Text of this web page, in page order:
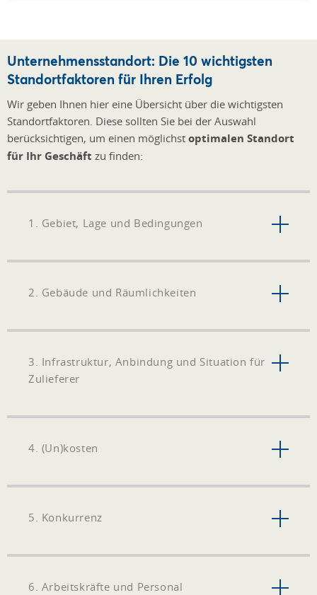
Unternehmensstandort: Die 10 wichtigsten
Standortfaktoren für Ihren Erfolg
Wir geben Ihnen hier eine Übersicht über die wichtigsten
Standortfaktoren. Diese sollten Sie bei der Auswahl
berücksichtigen, um einen möglichst optimalen Standort
für Ihr Geschäft zu finden:
1. Gebiet, Lage und Bedingungen
2. Gebäude und Räumlichkeiten
3. Infrastruktur, Anbindung und Situation für
Zulieferer
4. (Un)kosten
5. Konkurrenz
6. Arbeitskräfte und Personal